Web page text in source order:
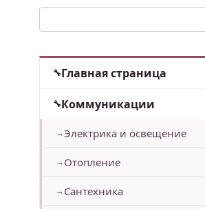
Главная страница
Коммуникации
Электрика и освещение
Отопление
Сантехника